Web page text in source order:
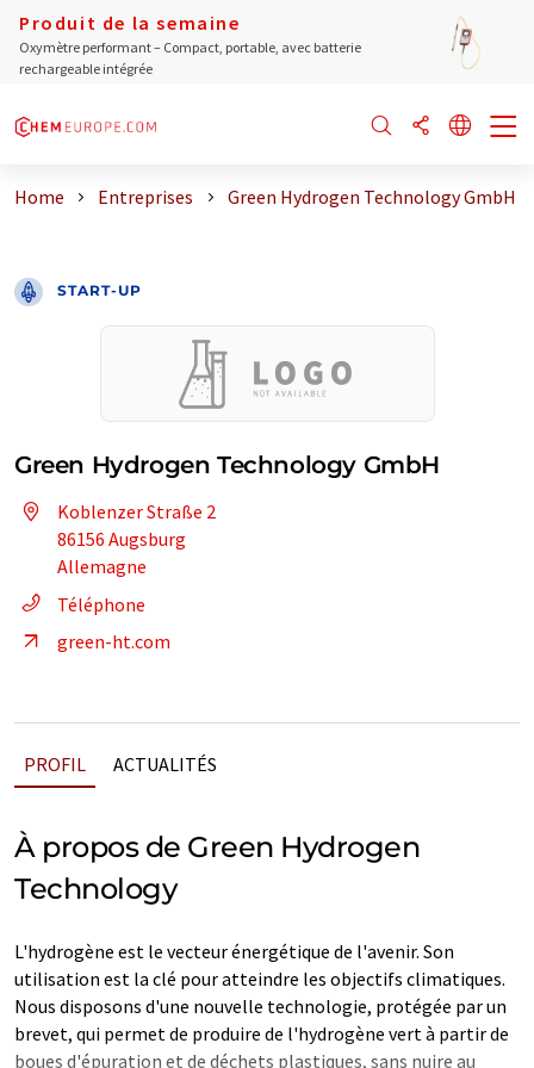
Produit de la semaine
Oxymètre performant – Compact, portable, avec batterie
rechargeable intégrée
Home Entreprises Green Hydrogen Technology GmbH
START-UP
Green Hydrogen Technology GmbH
Koblenzer Straße 2
86156 Augsburg
Allemagne
Téléphone
green-ht.com
PROFIL ACTUALITÉS
À propos de Green Hydrogen
Technology
L'hydrogène est le vecteur énergétique de l'avenir. Son
utilisation est la clé pour atteindre les objectifs climatiques.
Nous disposons d'une nouvelle technologie, protégée par un
brevet, qui permet de produire de l'hydrogène vert à partir de
boues d'épuration et de déchets plastiques, sans nuire au